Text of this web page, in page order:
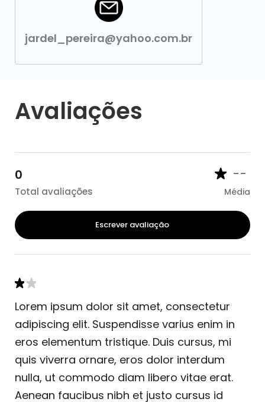
jardel_pereira@yahoo.com.br
Avaliações
0
Total avaliações
--
Média
Escrever avaliação
Lorem ipsum dolor sit amet, consectetur
adipiscing elit. Suspendisse varius enim in
eros elementum tristique. Duis cursus, mi
quis viverra ornare, eros dolor interdum
nulla, ut commodo diam libero vitae erat.
Aenean faucibus nibh et justo cursus id